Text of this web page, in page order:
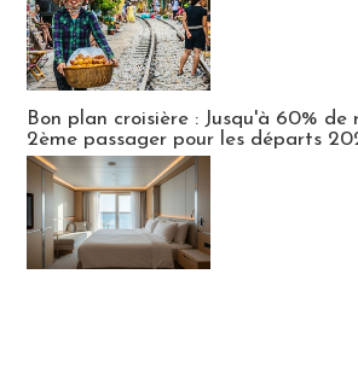
Bon plan croisière : Jusqu'à 60% de
2ème passager pour les départs